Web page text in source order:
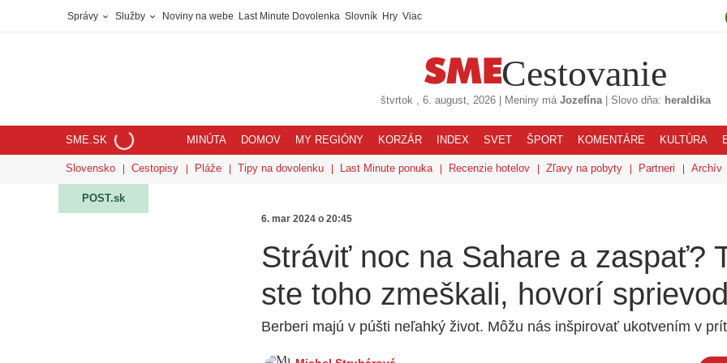
Správy Služby Noviny na webe Last Minute Dovolenka Slovník Hry Viac
Cestovanie
štvrtok , 6. august, 2026| Meniny má Jozefína| Slovo dňa: heraldika
SME.SK MINÚTA DOMOV MY REGIÓNY KORZÁR INDEX SVET ŠPORT KOMENTÁRE KULTÚRA
Slovensko Cestopisy Pláže Tipy na dovolenku Last Minute ponuka Recenzie hotelov Zľavy na pobyty Partneri Archív
POST.sk
6. mar 2024 o 20:45
Stráviť noc na Sahare a zaspať?
ste toho zmeškali, hovorí
Berberi majú v púšti neľahký život. Môžu nás inšpirovať ukotvením v